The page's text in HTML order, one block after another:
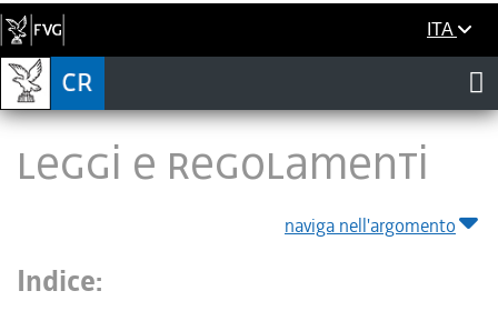
ITA
LEGGI E REGOLAMENTI
naviga nell'argomento
Indice: